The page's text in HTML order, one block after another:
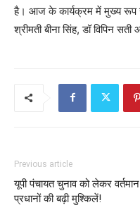
है। आज के कार्यक्रम में मुख्य रूप
श्रीमती बीना सिंह, डॉ विपिन
Previous article
यूपी पंचायत चुनाव को लेकर वर्तमान
प्रधानों की बढ़ी मुश्किलें!